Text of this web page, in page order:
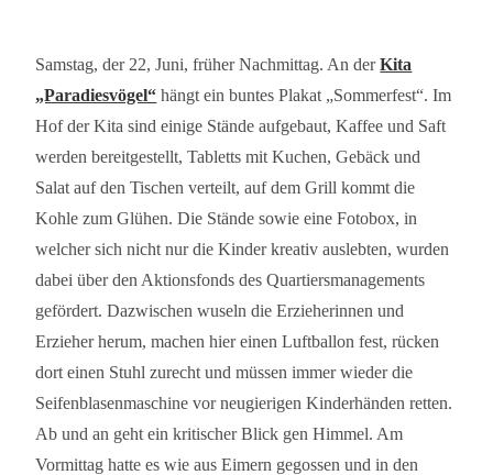
Samstag, der 22, Juni, früher Nachmittag. An derKita
„Paradiesvögel“ hängt ein buntes Plakat „Sommerfest“. Im
Hof der Kita sind einige Stände aufgebaut, Kaffee und Saft
werden bereitgestellt, Tabletts mit Kuchen, Gebäck und
Salat auf den Tischen verteilt, auf dem Grill kommt die
Kohle zum Glühen. Die Stände sowie eine Fotobox, in
welcher sich nicht nur die Kinder kreativ auslebten, wurden
dabei über den Aktionsfonds des Quartiersmanagements
gefördert. Dazwischen wuseln die Erzieherinnen und
Erzieher herum, machen hier einen Luftballon fest, rücken
dort einen Stuhl zurecht und müssen immer wieder die
Seifenblasenmaschine vor neugierigen Kinderhänden retten.
Ab und an geht ein kritischer Blick gen Himmel. Am
Vormittag hatte es wie aus Eimern gegossen und in den